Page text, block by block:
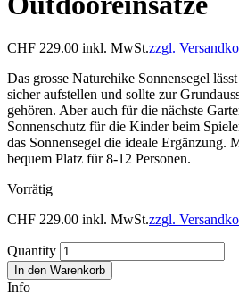
CHF 229.00 inkl. MwSt.zzgl.
Das grosse Naturehike Sonnensegel
sicher aufstellen und sollte zur
gehören. Aber auch für die nächste
Sonnenschutz für die Kinder beim
das Sonnensegel die ideale Ergänzung.
bequem Platz für 8-12 Personen.
Vorrätig
CHF 229.00 inkl. MwSt.zzgl.
Quantity
In den Warenkorb
Info